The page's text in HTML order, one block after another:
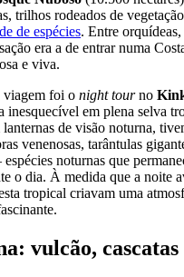
trilhos rodeados de
de espécies. Entre
era a de entrar numa
e viva.
viagem foi o night tourno
inesquecível em plena selva
de visão noturna,
venenosas, tarântulas
espécies noturnas que
o dia. À medida que a noite
tropical criavam uma
vulcão, cascatas